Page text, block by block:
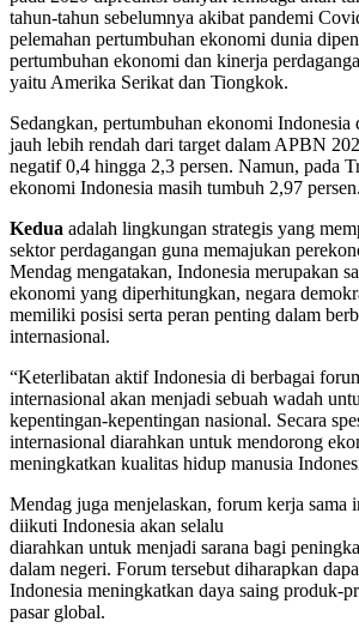
tahun-tahun sebelumnya akibat pandemi
pelemahan pertumbuhan ekonomi dunia
pertumbuhan ekonomi dan kinerja
yaitu Amerika Serikat dan Tiongkok.
Sedangkan, pertumbuhan ekonomi Indonesia
jauh lebih rendah dari target dalam APBN
negatif 0,4 hingga 2,3 persen. Namun, pada
ekonomi Indonesia masih tumbuh 2,97 persen.
Kedua adalah lingkungan strategis yang
sektor perdagangan guna memajukan
Mendag mengatakan, Indonesia merupakan
ekonomi yang diperhitungkan, negara
memiliki posisi serta peran penting dalam
internasional.
“Keterlibatan aktif Indonesia di berbagai
internasional akan menjadi sebuah wadah
kepentingan-kepentingan nasional. Secara
internasional diarahkan untuk mendorong
meningkatkan kualitas hidup manusia
Mendag juga menjelaskan, forum kerja sama
diikuti Indonesia akan selalu
diarahkan untuk menjadi sarana bagi
dalam negeri. Forum tersebut diharapkan
Indonesia meningkatkan daya saing produk-
pasar global.